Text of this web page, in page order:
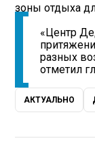
зоны отдыха
«Центр
разных
отметил
АКТУАЛЬНО